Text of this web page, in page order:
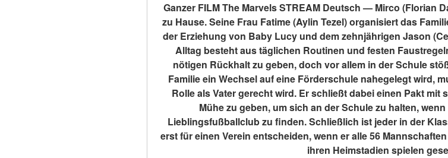
Ganzer FILM The Marvels STREAM Deutsch — Mirco (Florian
zu Hause. Seine Frau Fatime (Aylin Tezel) organisiert das
der Erziehung von Baby Lucy und dem zehnjährigen Jason
Alltag besteht aus täglichen Routinen und festen
nötigen Rückhalt zu geben, doch vor allem in der Schule
Familie ein Wechsel auf eine Förderschule nahegelegt wird,
Rolle als Vater gerecht wird. Er schließt dabei einen Pakt
Mühe zu geben, um sich an der Schule zu halten,
Lieblingsfußballclub zu finden. Schließlich ist jeder in der
erst für einen Verein entscheiden, wenn er alle 56
ihren Heimstadien spielen